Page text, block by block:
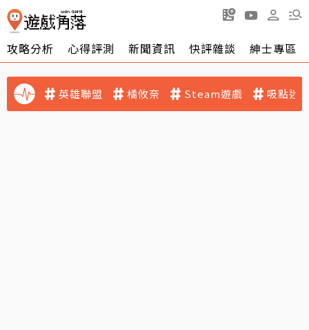
攻略分析 心得評測 新聞資訊 快評雜談 紳士專區
英雄聯盟 橘攸奈 Steam遊戲 吸點迷